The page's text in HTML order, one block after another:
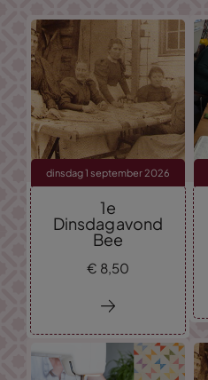
dinsdag 1 september 2026
1e
Dinsdagavond
Bee
€ 8, 50